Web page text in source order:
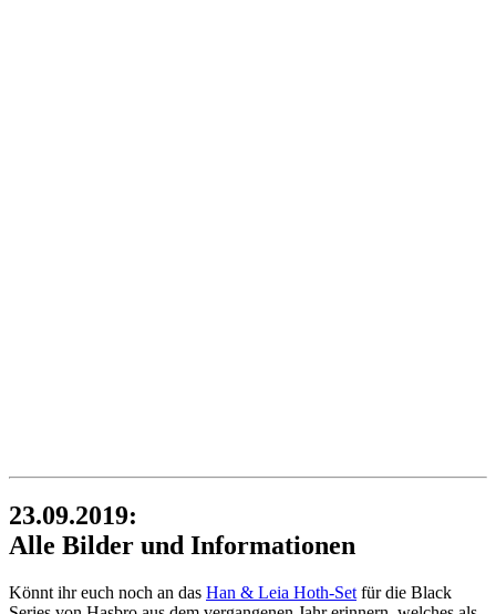
23.09.2019:
Alle Bilder und Informationen
Könnt ihr euch noch an das Han & Leia Hoth-Set für die Black